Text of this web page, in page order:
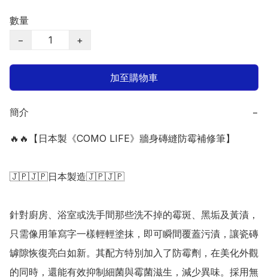
數量
−
+
加至購物車
簡介 −
🔥🔥【日本製《COMO LIFE》牆身磚縫防霉補修筆】
🇯🇵🇯🇵日本製造🇯🇵🇯🇵
針對廚房、浴室或洗手間那些洗不掉的霉斑、黑垢及黃漬，
只需像用筆寫字一樣輕輕塗抹，即可瞬間覆蓋污漬，讓瓷磚
罅隙恢復亮白如新。其配方特別加入了防霉劑，在美化外觀
的同時，還能有效抑制細菌與霉菌滋生，減少異味。採用無